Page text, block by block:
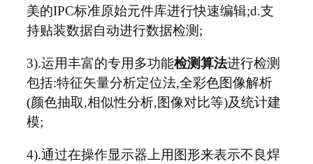
美的IPC标准原始元件库进行快速编辑;d.支
持贴装数据自动进行数据检测;
3).运用丰富的专用多功能检测算法进行检测
包括:特征矢量分析定位法,全彩色图像解析
(颜色抽取,相似性分析,图像对比等)及统计建
模;
4).通过在操作显示器上用图形来表示不良焊